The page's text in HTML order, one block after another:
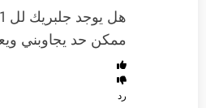
هل يوجد جلبريك لل 7.1.1 ؟؟
ممكن حد يجاوبني
رد